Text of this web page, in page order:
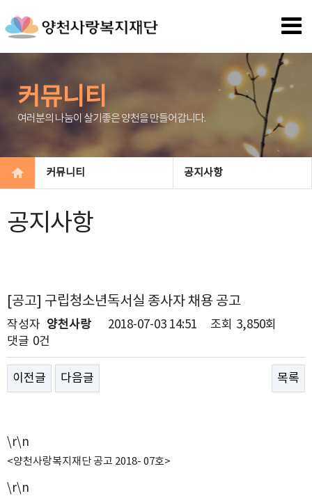
커뮤니티
여러분의 나눔이 살기좋은 양천을 만들어갑니다.
커뮤니티 공지사항
공지사항
[공고] 구립청소년독서실 종사자 채용 공고
작성자 양천사랑 2018-07-03 14:51 조회 3,850회
댓글 0건
이전글 다음글 목록
\r\n
<양천사랑복지재단 공고 2018- 07호>
\r\n